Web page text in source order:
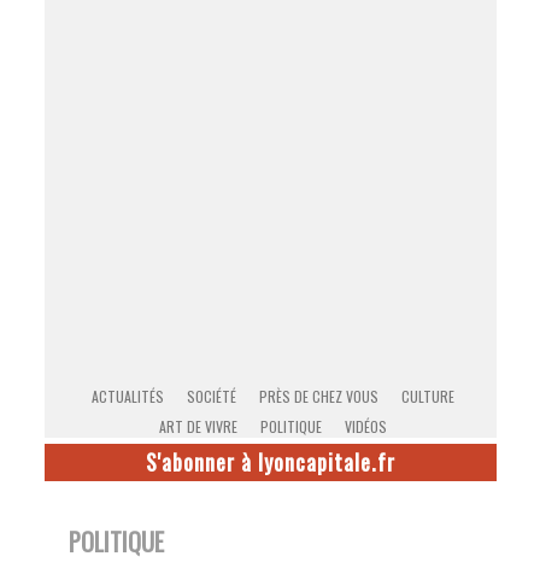
ACTUALITÉS SOCIÉTÉ PRÈS DE CHEZ VOUS
CULTURE
ART DE VIVRE
POLITIQUE VIDÉOS
S'abonner à lyoncapitale.fr
POLITIQUE